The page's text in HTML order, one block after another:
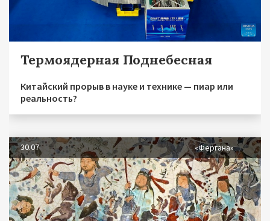
Термоядерная Поднебесная
Китайский прорыв в науке и технике — пиар или
реальность?
30.07 «Фергана»